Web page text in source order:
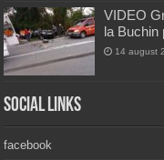
VIDEO
la Buchin
14 august
Social Links
facebook